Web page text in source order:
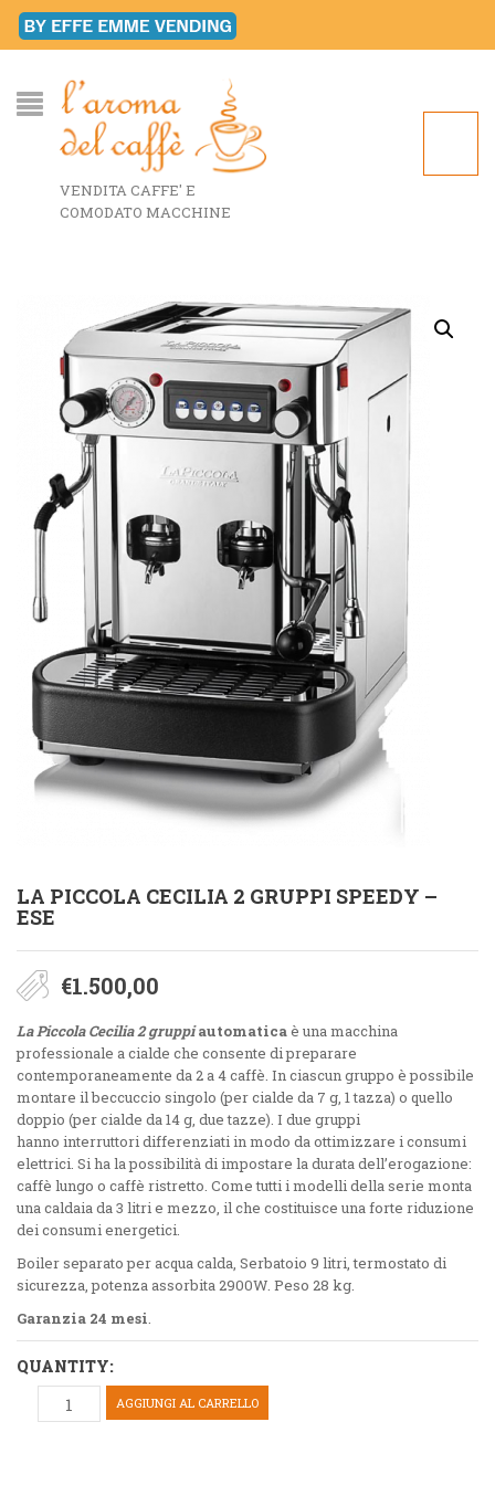
VENDITA CAFFE' E
COMODATO MACCHINE
LA PICCOLA CECILIA 2 GRUPPI SPEEDY –
ESE
€1.500,00
La PiccolaCecilia 2 gruppi automaticaè una macchina
professionale a cialde che consente di preparare
contemporaneamente da 2 a 4 caffè. In ciascun gruppo è possibile
montare ilbeccuccio singolo (per cialde da 7 g, 1 tazza) o quello
doppio (per cialde da 14 g, due tazze). I due gruppi
hanno interruttori differenziatiin modo da ottimizzare i consumi
elettrici. Si ha la possibilità di impostare la durata dell’erogazione:
caffè lungo o caffè ristretto. Come tutti i modelli della serie monta
unacaldaia da 3 litri e mezzo, il che costituisce una forte riduzione
dei consumi energetici.
Boiler separato per acqua calda, Serbatoio 9 litri, termostato di
sicurezza, potenza assorbita 2900W. Peso 28 kg.
Garanzia 24 mesi.
QUANTITY:
AGGIUNGI AL CARRELLO